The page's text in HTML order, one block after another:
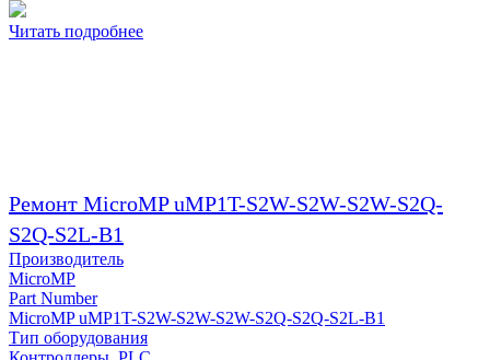
Читать подробнее
Ремонт MicroMP uMP1T-S2W-S2W-S2W-S2Q-
S2Q-S2L-B1
Производитель
MicroMP
Part Number
MicroMP uMP1T-S2W-S2W-S2W-S2Q-S2Q-S2L-B1
Тип оборудования